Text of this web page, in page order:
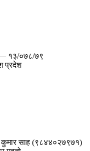
१३/०७८/७९
प्रदेश
साह (९८४४०२७९७१)